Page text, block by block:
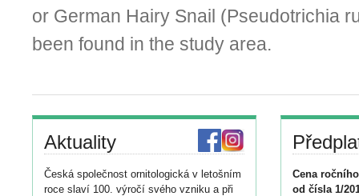
or German Hairy Snail (Pseudotrichia
been found in the study area.
Aktuality
Česká společnost ornitologická v letošním
roce slaví 100. výročí svého vzniku a při
Cena
od čísla 1/